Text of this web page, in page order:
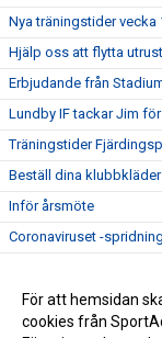
Nya träningstider vecka
Hjälp oss att flytta
Erbjudande från
Lundby IF tackar Jim
Träningstider
Beställ dina
Inför årsmöte
Coronaviruset -
Årsmöte 21 mars
Grattis Tomas Fredlund!
För att hemsidan
cookies från